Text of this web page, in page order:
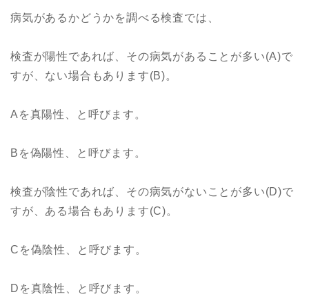
病気があるかどうかを調べる検査では、
検査が陽性であれば、その病気があることが多い(A)で
すが、ない場合もあります(B)。
Aを真陽性、と呼びます。
Bを偽陽性、と呼びます。
検査が陰性であれば、その病気がないことが多い(D)で
すが、ある場合もあります(C)。
Cを偽陰性、と呼びます。
Dを真陰性、と呼びます。